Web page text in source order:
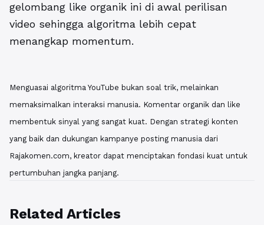
gelombang like organik ini di awal perilisan
video sehingga algoritma lebih cepat
menangkap momentum.
Menguasai algoritma YouTube bukan soal trik, melainkan
memaksimalkan interaksi manusia. Komentar organik dan like
membentuk sinyal yang sangat kuat. Dengan strategi konten
yang baik dan dukungan kampanye posting manusia dari
Rajakomen.com, kreator dapat menciptakan fondasi kuat untuk
pertumbuhan jangka panjang.
Related Articles